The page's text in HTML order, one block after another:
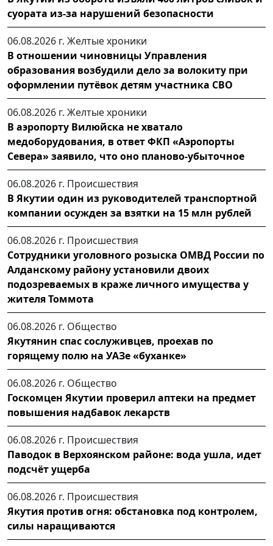
суората из-за нарушений безопасности
06.08.2026 г. Желтые хроники
В отношении чиновницы Управления
образования возбудили дело за волокиту при
оформлении путёвок детям участника СВО
06.08.2026 г. Желтые хроники
В аэропорту Вилюйска не хватало
медоборудования, в ответ ФКП «Аэропорты
Севера» заявило, что оно планово-убыточное
06.08.2026 г. Происшествия
В Якутии один из руководителей транспортной
компании осужден за взятки на 15 млн рублей
06.08.2026 г. Происшествия
Сотрудники уголовного розыска ОМВД России по
Алданскому району установили двоих
подозреваемых в краже личного имущества у
жителя Томмота
06.08.2026 г. Общество
Якутянин спас сослуживцев, проехав по
горящему полю на УАЗе «буханке»
06.08.2026 г. Общество
Госкомцен Якутии проверил аптеки на предмет
повышения надбавок лекарств
06.08.2026 г. Происшествия
Паводок в Верхоянском районе: вода ушла, идет
подсчёт ущерба
06.08.2026 г. Происшествия
Якутия против огня: обстановка под контролем,
силы наращиваются